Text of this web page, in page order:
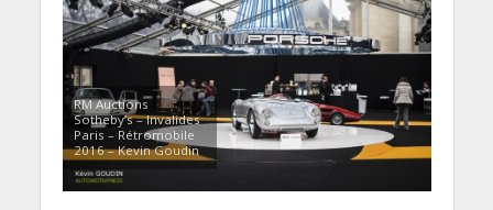
RM Auctions
Sotheby’s – Invalides
Paris – Rétromobile
2016 – Kevin Goudin